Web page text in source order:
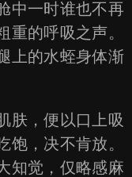
中一时谁也不再
重的呼吸之声。
上的水蛭身体渐
，便以口上吸
饱，决不肯放。
知觉，仅略感麻